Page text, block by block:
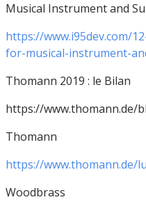
Musical Instrument and
https://www.i95dev.com/
for-musical-instrument-
Thomann 2019 : le Bilan
https://
Thomann
https://www.thomann.de/
Woodbrass